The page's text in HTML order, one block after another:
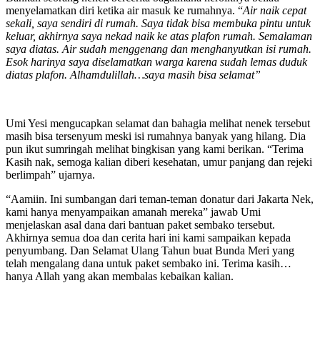
menyelamatkan diri ketika air masuk ke rumahnya. “Air naik cepat
sekali, saya sendiri di rumah. Saya tidak bisa membuka pintu untuk
keluar, akhirnya saya nekad naik ke atas plafon rumah. Semalaman
saya diatas. Air sudah menggenang dan menghanyutkan isi rumah.
Esok harinya saya diselamatkan warga karena sudah lemas duduk
diatas plafon. Alhamdulillah…saya masih bisa selamat”
Umi Yesi mengucapkan selamat dan bahagia melihat nenek tersebut
masih bisa tersenyum meski isi rumahnya banyak yang hilang. Dia
pun ikut sumringah melihat bingkisan yang kami berikan. “Terima
Kasih nak, semoga kalian diberi kesehatan, umur panjang dan rejeki
berlimpah” ujarnya.
“Aamiin. Ini sumbangan dari teman-teman donatur dari Jakarta Nek,
kami hanya menyampaikan amanah mereka” jawab Umi
menjelaskan asal dana dari bantuan paket sembako tersebut.
Akhirnya semua doa dan cerita hari ini kami sampaikan kepada
penyumbang. Dan Selamat Ulang Tahun buat Bunda Meri yang
telah mengalang dana untuk paket sembako ini. Terima kasih…
hanya Allah yang akan membalas kebaikan kalian.